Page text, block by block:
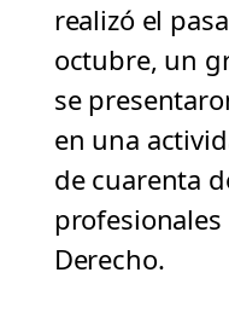
realizó el
octubre, un
se
en una
de cuarenta
Derecho.